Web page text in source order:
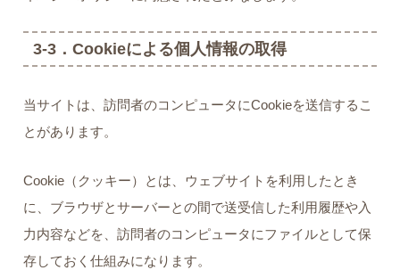
3-3．Cookieによる個人情報の取得
当サイトは、訪問者のコンピュータにCookieを送信するこ
とがあります。
Cookie（クッキー）とは、ウェブサイトを利用したとき
に、ブラウザとサーバーとの間で送受信した利用履歴や入
力内容などを、訪問者のコンピュータにファイルとして保
存しておく仕組みになります。